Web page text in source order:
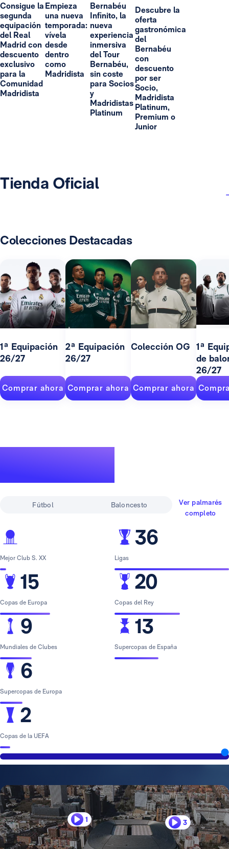
Consigue la
segunda
equipación
del Real
Madrid con
descuento
exclusivo
para la
Comunidad
Madridista
Empieza
una nueva
temporada:
vívela
desde
dentro
como
Madridista
Bernabéu
Infinito, la
nueva
experiencia
inmersiva
del Tour
Bernabéu,
sin coste
para Socios
y
Madridistas
Platinum
Descubre la
oferta
gastronómica
del
Bernabéu
con
descuento
por ser
Socio,
Madridista
Platinum,
Premium o
Junior
Tienda Oficial
Colecciones Destacadas
1ª Equipación
26/27
Comprar ahora
2ª Equipación
26/27
Comprar ahora
Colección OG
Comprar ahora
1ª
de
26/27
Fútbol Baloncesto
Ver palmarés
completo
Mejor Club S. XX
15
Copas de Europa
9
Mundiales de Clubes
6
Supercopas de Europa
2
Copas de la UEFA
36
Ligas
20
Copas del Rey
13
Supercopas de España
1 3